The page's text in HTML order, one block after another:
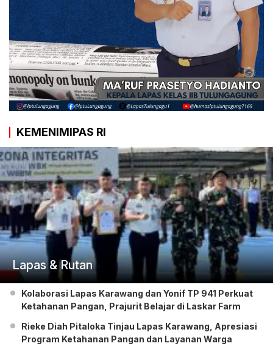
KEMENIMIPAS RI
Lapas & Rutan
Kolaborasi Lapas Karawang dan Yonif TP 941 Perkuat
Ketahanan Pangan, Prajurit Belajar di Laskar Farm
Rieke Diah Pitaloka Tinjau Lapas Karawang, Apresiasi
Program Ketahanan Pangan dan Layanan Warga